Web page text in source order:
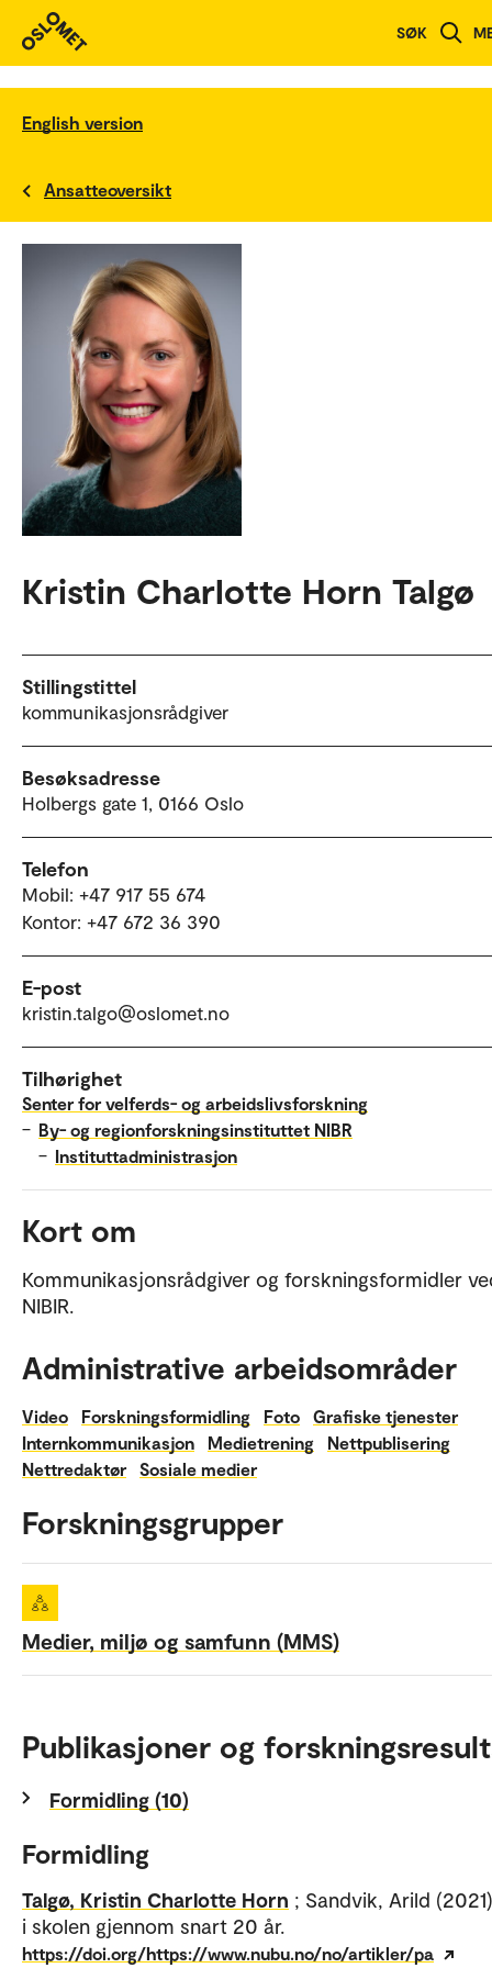
SØK
English version
Ansatteoversikt
Kristin Charlotte Horn Talgø
Stillingstittel
kommunikasjonsrådgiver
Besøksadresse
Holbergs gate 1, 0166 Oslo
Telefon
Mobil: +47 917 55 674
Kontor: +47 672 36 390
E-post
kristin.talgo@oslomet.no
Tilhørighet
Senter for velferds- og arbeidslivsforskning
– By- og regionforskningsinstituttet NIBR
– Instituttadministrasjon
Kort om
Kommunikasjonsrådgiver og forskningsformidler
NIBIR.
Administrative arbeidsområder
Video Forskningsformidling Foto
Grafiske tjenester
Internkommunikasjon
Medietrening
Nettpublisering
Nettredaktør
Sosiale medier
Forskningsgrupper
Medier, miljø og samfunn (MMS)
Publikasjoner og
Formidling (10)
Formidling
Talgø, Kristin Charlotte Horn ; Sandvik, Arild
i skolen gjennom snart 20 år.
https://doi.org/https://www.nubu.no/no/artikler/pa